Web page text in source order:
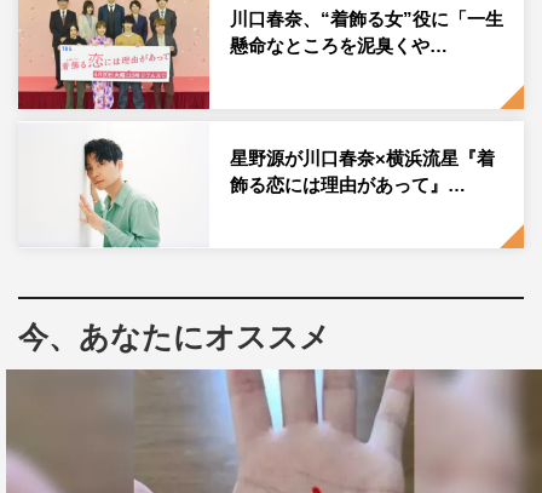
すが、まだ真柴と駿は好き同士ではないので、その中でキ
スをするっていうのは難しくて。“いい人かも”ぐらいの時
に、どうしたらキスにつなげられるか、印象に残るキスに
◆新井さんが印象に残っているキスシーンは何でしょう
もきれいに撮ってもらって良かったなと思っています。セ
ットを作る前に、２話では冷蔵庫前でキスシーンがあるこ
とが決まっていたので、きれいに撮ってもらえるセットを
作りました。冷蔵庫を大きくしておいて、芝居の流れで撮
れるように配置されているんです。
川口春奈、“着飾る女”役に「一生
懸命なところを泥臭くや…
星野源が川口春奈×横浜流星『着
飾る恋には理由があって』…
今、あなたにオススメ